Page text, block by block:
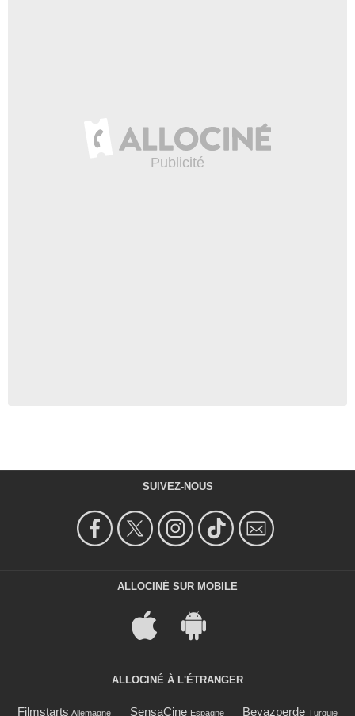
SUIVEZ-NOUS
ALLOCINÉ SUR MOBILE
ALLOCINÉ À L'ÉTRANGER
Filmstarts Allemagne SensaCine Espagne Beyazperde Turquie